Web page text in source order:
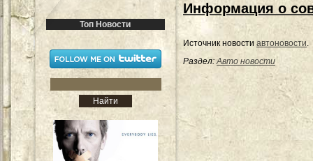
Топ Новости
Информация о
Источник новости автоновости.
Раздел: Авто новости